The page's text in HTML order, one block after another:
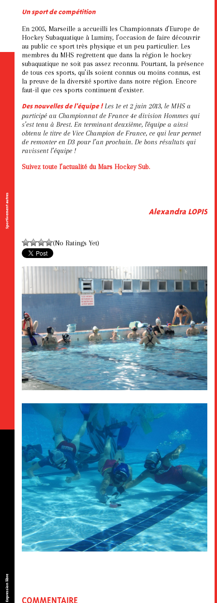
Sportivement autres
Expression libre
Un sport de compétition
En 2005, Marseille a accueilli les Championnats d’Europe de
Hockey Subaquatique à Luminy, l’occasion de faire découvrir
au public ce sport très physique et un peu particulier. Les
membres du MHS regrettent que dans la région le hockey
subaquatique ne soit pas assez reconnu. Pourtant, la présence
de tous ces sports, qu’ils soient connus ou moins connus, est
la preuve de la diversité sportive dans notre région. Encore
faut-il que ces sports continuent d’exister.
Des nouvelles de l'équipe ! Les 1e et 2 juin 2013, le MHS a
participé au Championnat de France 4e division Hommes qui
s’est tenu à Brest. En terminant deuxième, l'équipe a ainsi
obtenu le titre de Vice Champion de France, ce qui leur permet
de remonter en D3 pour l’an prochain. De bons résultats qui
ravissent l’équipe !
Suivez toute l’actualité du Mars Hockey Sub.
Alexandra LOPIS
(No Ratings Yet)
COMMENTAIRE